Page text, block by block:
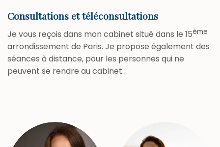
Consultations et téléconsultations
Je vous reçois dans mon cabinet situé dans le 15ème
arrondissement de Paris. Je propose également des
séances à distance, pour les personnes qui ne
peuvent se rendre au cabinet.